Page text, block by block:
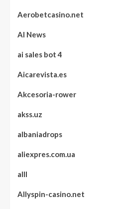
Aerobetcasino.net
AI News
ai sales bot 4
Aicarevista.es
Akcesoria-rower
akss.uz
albaniadrops
aliexpres.com.ua
alll
Allyspin-casino.net